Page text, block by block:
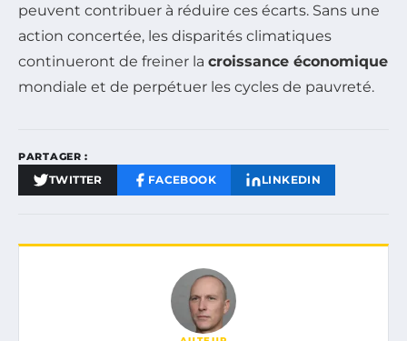
peuvent contribuer à réduire ces écarts. Sans une
action concertée, les disparités climatiques
continueront de freiner la croissance économique
mondiale et de perpétuer les cycles de pauvreté.
PARTAGER :
TWITTER FACEBOOK LINKEDIN